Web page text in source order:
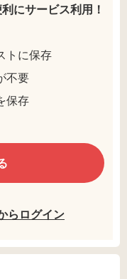
にサービス利用！
トに保存
不要
保存
らログイン